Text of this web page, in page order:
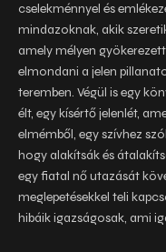
cselekménnyel és
mindazoknak, akik
amely mélyen
elmondani a jelen
teremben. Végül is egy
élt, egy kísértő jelenlét,
elmémből, egy szívhez
hogy alakítsák és
egy fiatal nő utazását
meglepetésekkel teli
hibáik igazságosak, ami